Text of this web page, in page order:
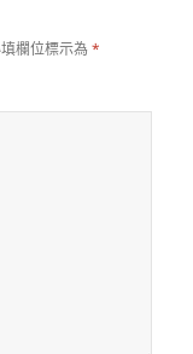
欄位標示為*